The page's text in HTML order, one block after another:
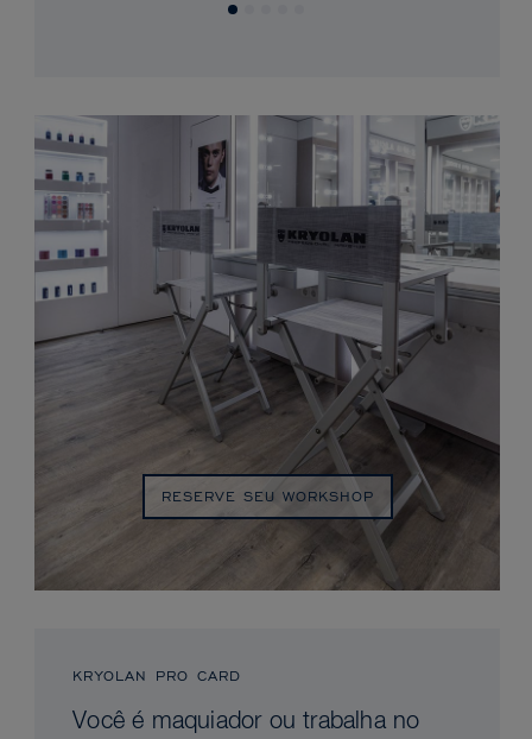
RESERVE SEU WORKSHOP
KRYOLAN PRO CARD
Você é maquiador ou trabalha no